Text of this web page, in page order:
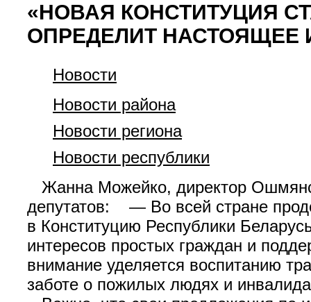
«НОВАЯ КОНСТИТУЦИЯ
ОПРЕДЕЛИТ
Новости
Новости района
Новости региона
Новости республики
Жанна Можейко, директор
депутатов: — Во всей стране
в Конституцию Республики
интересов простых граждан и
внимание уделяется воспитанию
заботе о пожилых людях и